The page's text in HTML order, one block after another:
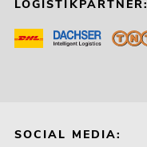
LOGISTIKPARTNER:
SOCIAL MEDIA: